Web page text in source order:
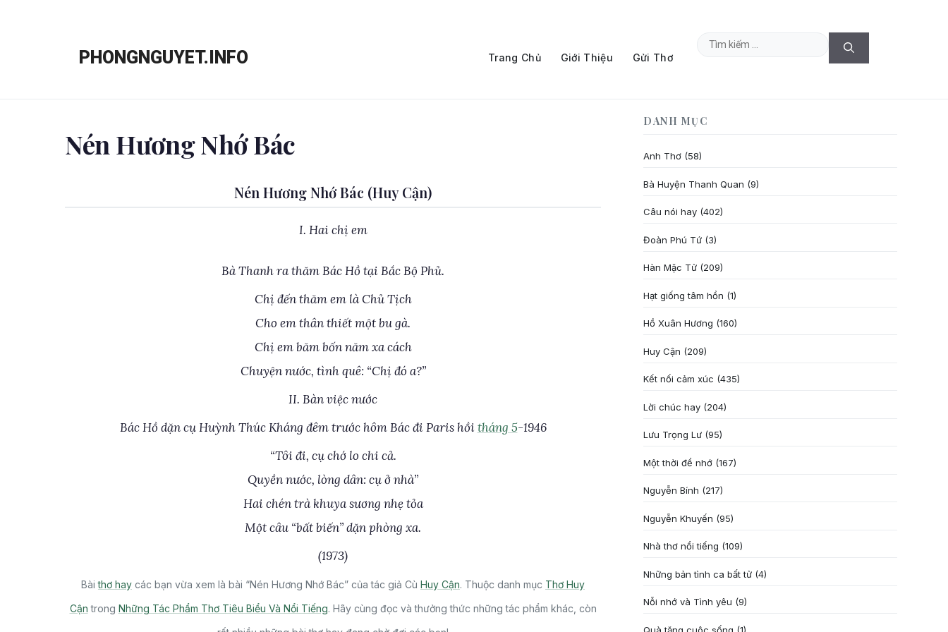
PHONGNGUYET.INFO Trang Chủ Giới Thiệu Gửi Thơ
Tìm
Nén Hương Nhớ Bác
Nén Hương Nhớ Bác (Huy Cận)
I. Hai chị em
Bà Thanh ra thăm Bác Hồ tại Bắc Bộ Phủ.
Chị đến thăm em là Chủ Tịch
Cho em thân thiết một bu gà.
Chị em băm bốn năm xa cách
Chuyện nước, tình quê: “Chị đó a?”
II. Bàn việc nước
Bác Hồ dặn cụ Huỳnh Thúc Kháng đêm trước hôm Bác đi Paris hồi tháng 5-1946
“Tôi đi, cụ chớ lo chi cả.
Quyền nước, lòng dân: cụ ở nhà”
Hai chén trà khuya sương nhẹ tỏa
Một câu “bất biến” dặn phòng xa.
(1973)
Bàithơ hay các bạn vừa xem là bài “Nén Hương Nhớ Bác” của tác giả Cù Huy Cận. Thuộc danh mục Thơ Huy
Cận trong Những Tác Phẩm Thơ Tiêu Biểu Và Nổi Tiếng. Hãy cùng đọc và thưởng thức những tác phẩm khác, còn
DANH MỤC
Anh Thơ (58)
Bà Huyện Thanh Quan (9)
Câu nói hay (402)
Đoàn Phú Tứ (3)
Hàn Mặc Tử (209)
Hạt giống tâm hồn (1)
Hồ Xuân Hương (160)
Huy Cận (209)
Kết nối cảm xúc (435)
Lời chúc hay (204)
Lưu Trọng Lư (95)
Một thời để nhớ (167)
Nguyễn Bính (217)
Nguyễn Khuyến (95)
Nhà thơ nổi tiếng (109)
Những bản tình ca bất tử (4)
Nỗi nhớ và Tình yêu (9)
Quà tặng cuôc sống (1)